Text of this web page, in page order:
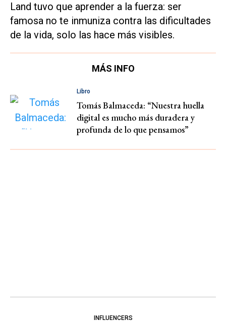
Land tuvo que aprender a la fuerza: ser
famosa no te inmuniza contra las dificultades
de la vida, solo las hace más visibles.
MÁS INFO
Libro
Tomás Balmaceda: “Nuestra huella
digital es mucho más duradera y
profunda de lo que pensamos”
INFLUENCERS